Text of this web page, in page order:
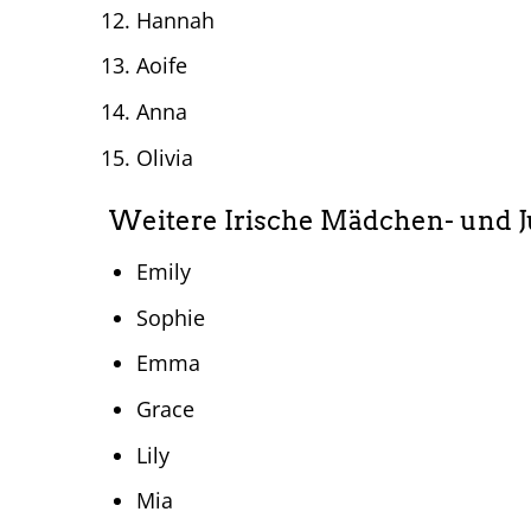
Hannah
Aoife
Anna
Olivia
Weitere Irische Mädchen- und
Emily
Sophie
Emma
Grace
Lily
Mia